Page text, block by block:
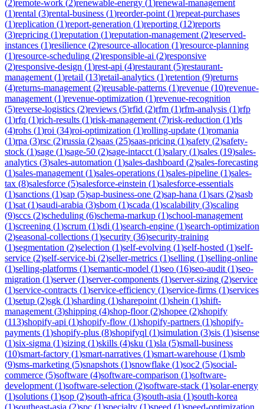
(2)remote-work (2)renewable-energy (1)renewal-management
(1)rental (3)rental-business (1)reorder-point (1)repeat-purchases
(1)replication (1)report-generation (1)reporting (12)reports
(3)repricing (1)reputation (1)reputation-management (2)reserved-
instances (1)resilience (2)resource-allocation (1)resource-planning
(1)resource-scheduling (2)responsible-ai (2)responsive
(2)responsive-design (1)rest-api (4)restaurant (5)restaurant-
management (1)retail (13)retail-analytics (1)retention (9)returns
(4)returns-management (2)reusable-patterns (1)revenue (10)revenue-
management (1)revenue-optimization (1)revenue-recognition
(5)reverse-logistics (2)reviews (5)rfid (2)rfm (1)rfm-analysis (1)rfp
(1)rfq (1)rich-results (1)risk-management (7)risk-reduction (1)rls
(4)rohs (1)roi (34)roi-optimization (1)rolling-update (1)romania
(1)rpa (3)rsc (2)russia (2)saas (25)saas-pricing (1)safety (2)safety-
stock (1)sage (1)sage-50 (2)sage-intacct (1)salary (1)sales (19)sales-
analytics (3)sales-automation (1)sales-dashboard (2)sales-forecasting
(1)sales-management (1)sales-operations (1)sales-pipeline (1)sales-
tax (8)salesforce (5)salesforce-einstein (1)salesforce-essentials
(1)sanctions (1)sap (5)sap-business-one (2)sap-hana (1)sars (2)sasb
(1)sat (1)saudi-arabia (3)sbom (1)scada (1)scalability (3)scaling
(9)sccs (2)scheduling (6)schema-markup (1)school-management
(1)screening (1)scrum (1)sdi (1)search-engine (1)search-optimization
(2)seasonal-collections (1)security (36)security-training
(1)segmentation (2)selection (1)self-evolving (1)self-hosted (1)self-
service (2)self-service-bi (2)seller-metrics (1)selling (1)selling-online
(1)selling-platforms (1)semantic-model (1)seo (16)seo-audit (1)seo-
migration (1)server(1)server-components (1)server-sizing (2)service
(1)service-contracts (1)service-efficiency (1)service-firms (1)services
(1)setup (2)sgk (1)sharding (1)sharepoint (1)shein (1)shift-
management (3)shipping (4)shop-floor(2)shopee (2)shopify
(113)shopify-api (1)shopify-flow (1)shopify-partners (1)shopify-
payments (1)shopify-plus (8)shopifyql (1)simulation (3)sis (1)sisense
(1)six-sigma (1)sizing (1)skills (4)sku (1)sla (5)small-business
(10)smart-factory (1)smart-narratives (1)smart-warehouse (1)smb
(9)sms-marketing (5)snapshots (1)snowflake (1)soc2 (5)social-
commerce (5)software (4)software-comparison (1)software-
development (1)software-selection (2)software-stack (1)solar-energy
(1)solutions (1)sop (2)south-africa (3)south-asia (1)south-korea
(1)southeast-asia (2)spc (1)specialty (1)speed (1)speed-optimization